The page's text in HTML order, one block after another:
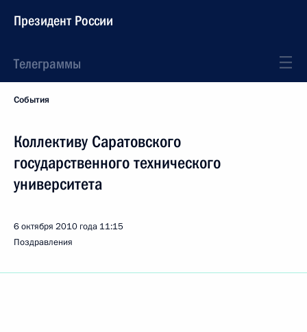
Президент России
Телеграммы
События
Коллективу Саратовского
государственного технического
университета
6 октября 2010 года 11:15
Поздравления